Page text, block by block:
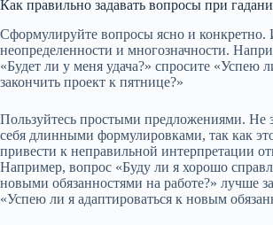
Как правильно задавать вопросы при
Сформулируйте вопросы ясно и конкретно.
неопределенности и многозначности.
«Будет ли у меня удача?» спросите «Успею
закончить проект к пятнице?»
Пользуйтесь простыми предложениями. Не
себя длинными формулировками, так как
привести к неправильной интерпретации
Например, вопрос «Буду ли я хорошо
новыми обязанностями на работе?» лучше
«Успею ли я адаптироваться к новым